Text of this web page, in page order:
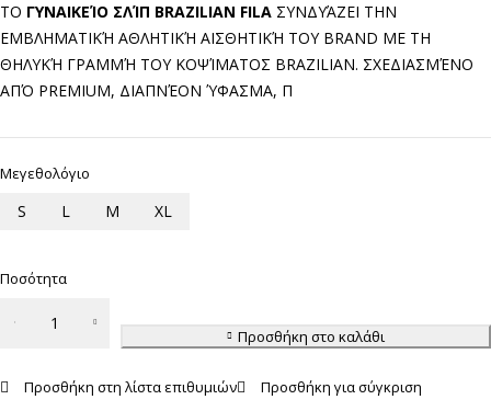
ΤΟ ΓΥΝΑΙΚΕΊΟ ΣΛΊΠ BRAZILIAN FILA ΣΥΝΔΥΆΖΕΙ ΤΗΝ
ΕΜΒΛΗΜΑΤΙΚΉ ΑΘΛΗΤΙΚΉ ΑΙΣΘΗΤΙΚΉ ΤΟΥ BRAND ΜΕ ΤΗ
ΘΗΛΥΚΉ ΓΡΑΜΜΉ ΤΟΥ ΚΟΨΊΜΑΤΟΣ BRAZILIAN. ΣΧΕΔΙΑΣΜΈΝΟ
ΑΠΌ PREMIUM, ΔΙΑΠΝΈΟΝ ΎΦΑΣΜΑ, Π
Μεγεθολόγιο
S L M XL
Ποσότητα
FILA
Προσθήκη στο καλάθι
Προσθήκη στη λίστα επιθυμιών Προσθήκη για σύγκριση